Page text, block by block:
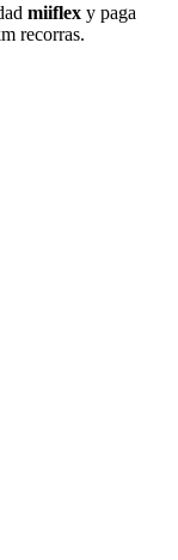
miiflex y paga
recorras.